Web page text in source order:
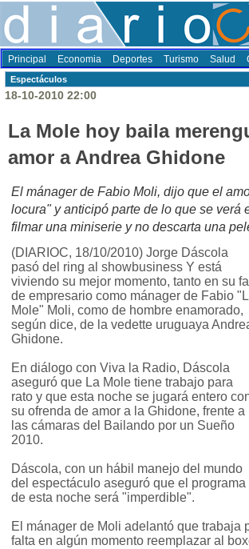
Principal Economia Deportes Turismo Salud
Espectáculos
18-10-2010 22:00
La Mole hoy baila
amor a Andrea Ghidone
El mánager de Fabio Moli, dijo que el
locura" y anticipó parte de lo que se verá
filmar una miniserie y no descarta una
(DIARIOC, 18/10/2010) Jorge Dáscola
pasó del ring al showbusiness Y está
viviendo su mejor momento, tanto en su
de empresario como mánager de Fabio
Mole" Moli, como de hombre enamorado,
según dice, de la vedette uruguaya
Ghidone.
En diálogo con Viva la Radio, Dáscola
aseguró que La Mole tiene trabajo para
rato y que esta noche se jugará entero
su ofrenda de amor a la Ghidone, frente a
las cámaras del Bailando por un Sueño
2010.
Dáscola, con un hábil manejo del mundo
del espectáculo aseguró que el programa
de esta noche será "imperdible".
El mánager de Moli adelantó que trabaja
falta en algún momento reemplazar al